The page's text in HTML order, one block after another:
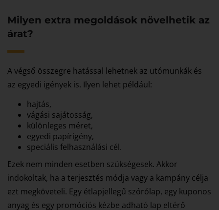
Milyen extra megoldások növelhetik az
árat?
A végső összegre hatással lehetnek az utómunkák és
az egyedi igények is. Ilyen lehet például:
hajtás,
vágási sajátosság,
különleges méret,
egyedi papírigény,
speciális felhasználási cél.
Ezek nem minden esetben szükségesek. Akkor
indokoltak, ha a terjesztés módja vagy a kampány célja
ezt megköveteli. Egy étlapjellegű szórólap, egy kuponos
anyag és egy promóciós kézbe adható lap eltérő